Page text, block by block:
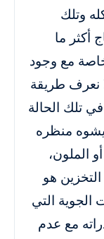
وتلك
أكثر ما
مع وجود
نعرف طريقة
تلك الحالة
منظره
الملون،
هو
الجوية التي
مع عدم